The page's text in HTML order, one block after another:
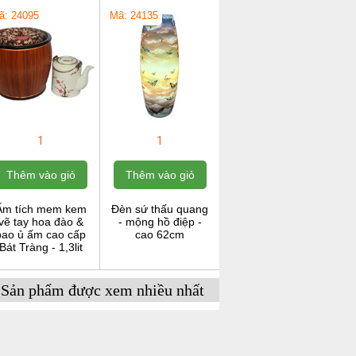
24095
1
Thêm vào giỏ
tích mem kem
tay hoa đào &
ủ ấm cao cấp
Tràng - 1,3lit
Mã: 24135
1
Thêm vào giỏ
Đèn sứ thấu quang
- mộng hồ điệp -
cao 62cm
Sản phẩm được xem nhiều nhất